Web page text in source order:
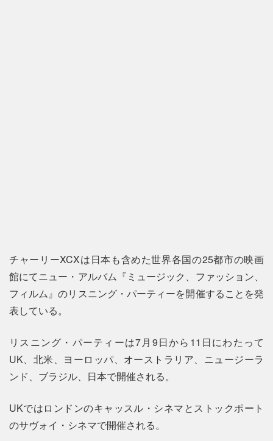
チャーリーXCXは日本も含めた世界各国の25都市の映画
館にてニュー・アルバム『ミュージック、ファッション、
フィルム』のリスニング・パーティーを開催することを発
表している。
リスニング・パーティーは7月9日から11日にわたって
UK、北米、ヨーロッパ、オーストラリア、ニュージーラ
ンド、ブラジル、日本で開催される。
UKではロンドンのキャッスル・シネマとストックポート
のサヴォイ・シネマで開催される。